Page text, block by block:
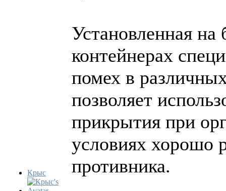
Крыс
Установленная
контейнерах
помех в
позволяет
прикрытия при
условиях хорошо
противника.